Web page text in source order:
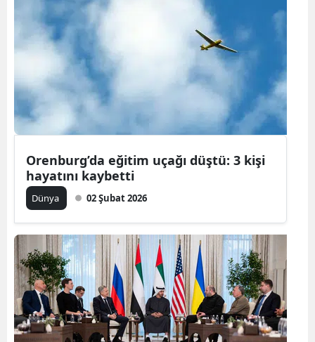
Orenburg’da eğitim uçağı düştü: 3 kişi
hayatını kaybetti
Dünya 02 Şubat 2026